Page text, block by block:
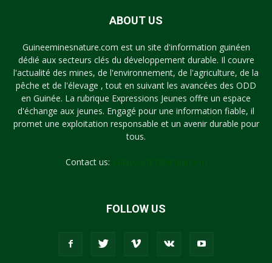
ABOUT US
Guineeminesnature.com est un site d'information guinéen
dédié aux secteurs clés du développement durable. Il couvre
l'actualité des mines, de l'environnement, de l'agriculture, de la
pêche et de l'élevage , tout en suivant les avancées des ODD
en Guinée. La rubrique Expressions Jeunes offre un espace
d'échange aux jeunes. Engagé pour une information fiable, il
promet une exploitation responsable et un avenir durable pour
tous.
Contact us:
FOLLOW US